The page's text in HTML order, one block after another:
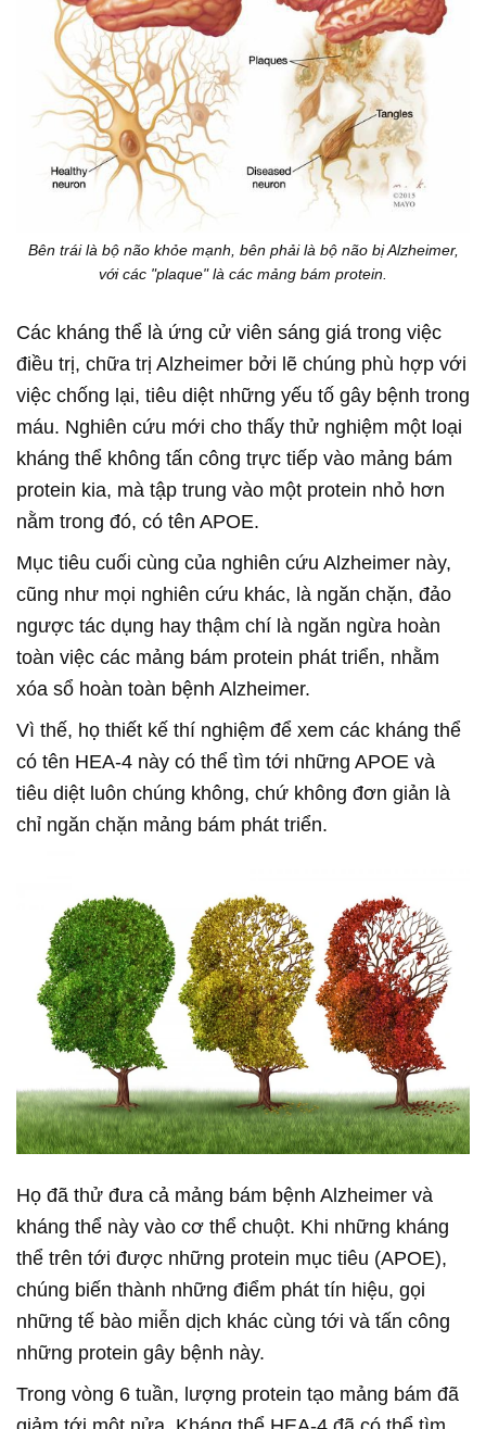
Bên trái là bộ não khỏe mạnh, bên phải là bộ não bị Alzheimer,
với các "plaque" là các mảng bám protein.
Các kháng thể là ứng cử viên sáng giá trong việc
điều trị, chữa trị Alzheimer bởi lẽ chúng phù hợp với
việc chống lại, tiêu diệt những yếu tố gây bệnh trong
máu. Nghiên cứu mới cho thấy thử nghiệm một loại
kháng thể không tấn công trực tiếp vào mảng bám
protein kia, mà tập trung vào một protein nhỏ hơn
nằm trong đó, có tên APOE.
Mục tiêu cuối cùng của nghiên cứu Alzheimer này,
cũng như mọi nghiên cứu khác, là ngăn chặn, đảo
ngược tác dụng hay thậm chí là ngăn ngừa hoàn
toàn việc các mảng bám protein phát triển, nhằm
xóa sổ hoàn toàn bệnh Alzheimer.
Vì thế, họ thiết kế thí nghiệm để xem các kháng thể
có tên HEA-4 này có thể tìm tới những APOE và
tiêu diệt luôn chúng không, chứ không đơn giản là
chỉ ngăn chặn mảng bám phát triển.
Họ đã thử đưa cả mảng bám bệnh Alzheimer và
kháng thể này vào cơ thể chuột. Khi những kháng
thể trên tới được những protein mục tiêu (APOE),
chúng biến thành những điểm phát tín hiệu, gọi
những tế bào miễn dịch khác cùng tới và tấn công
những protein gây bệnh này.
Trong vòng 6 tuần, lượng protein tạo mảng bám đã